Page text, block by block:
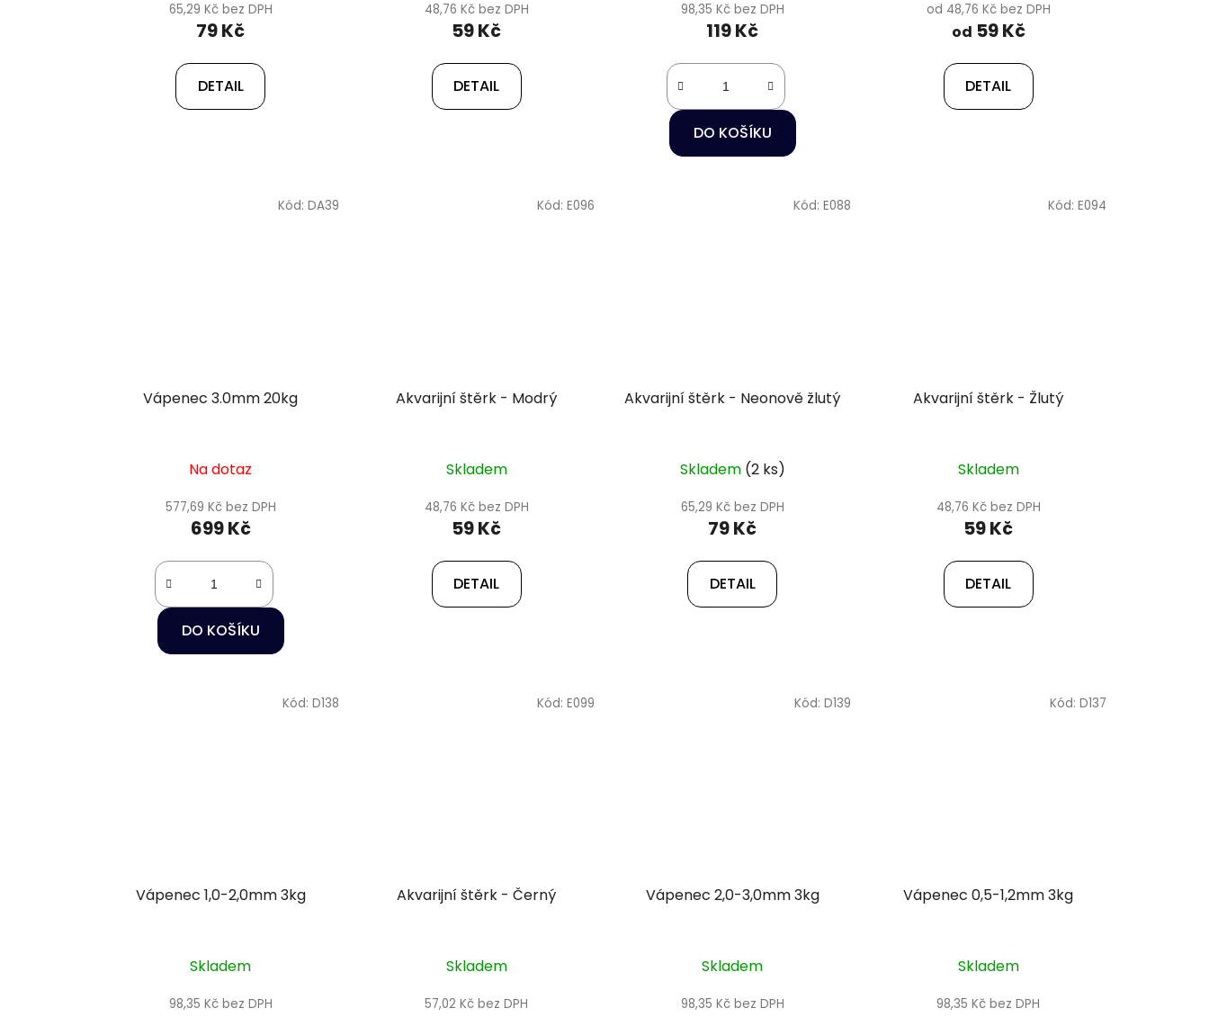
65,29 Kč bez DPH
79 Kč
DETAIL
48,76 Kč bez DPH
59 Kč
DETAIL
98,35 Kč bez DPH
119 Kč
DO KOŠÍKU
od 48,76 Kč bez DPH
od 59 Kč
DETAIL
Vápenec 3.0mm 20kg
Na dotaz
577,69 Kč bez DPH
699 Kč
DO KOŠÍKU
Kód: DA39
Akvarijní štěrk - Modrý
Skladem
48,76 Kč bez DPH
59 Kč
DETAIL
Kód: E096
Akvarijní štěrk - Neonově žlutý
Skladem (2 ks)
65,29 Kč bez DPH
79 Kč
DETAIL
Kód: E088
Akvarijní štěrk - Žlutý
Skladem
48,76 Kč bez DPH
59 Kč
DETAIL
Kód: E094
Vápenec 1,0-2,0mm 3kg
Skladem
98,35 Kč bez DPH
Kód: D138
Akvarijní štěrk - Černý
Skladem
57,02 Kč bez DPH
Kód: E099
Vápenec 2,0-3,0mm 3kg
Skladem
98,35 Kč bez DPH
Kód: D139
Vápenec 0,5-1,2mm 3kg
Skladem
98,35 Kč bez DPH
Kód: D137